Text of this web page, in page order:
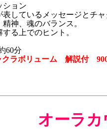
ション
しているメッセージとチ
神、魂のバランス。
る上でのヒント。
60分
ラボリューム 解説付
オーラ